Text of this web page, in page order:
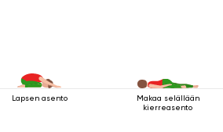
Lapsen asento
Makaa selällään
kierreasento